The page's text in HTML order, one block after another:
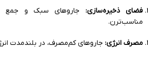
فضای ذخیره‌سازی: جاروهای سبک و جمع و
مناسب‌ترن.
مصرف انرژی: جاروهای کم‌مصرف، در بلندمدت